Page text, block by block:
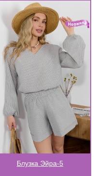
Блузка Эйра-5